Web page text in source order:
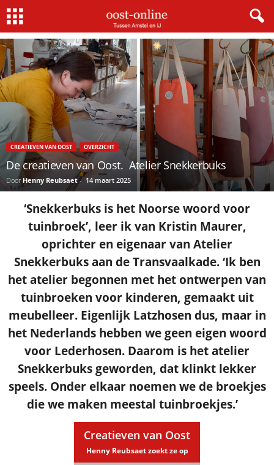
Home De creatieven van Oost. Atelier Snekkerbuks
CREATIEVEN VAN OOST OVERZICHT
De creatieven van Oost. Atelier Snekkerbuks
Door Henny Reubsaet - 14 maart 2025
‘Snekkerbuks is het Noorse woord voor
tuinbroek’, leer ik van Kristin Maurer,
oprichter en eigenaar van Atelier
Snekkerbuks aan de Transvaalkade. ‘Ik ben
het atelier begonnen met het ontwerpen van
tuinbroeken voor kinderen, gemaakt uit
meubelleer. Eigenlijk Latzhosen dus, maar in
het Nederlands hebben we geen eigen woord
voor Lederhosen. Daarom is het atelier
Snekkerbuks geworden, dat klinkt lekker
speels. Onder elkaar noemen we de broekjes
die we maken meestal tuinbroekjes.’
Creatieven van Oost
Henny Reubsaet zoekt ze op